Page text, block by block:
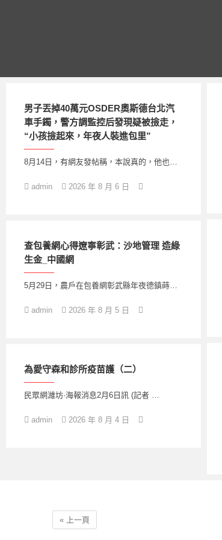
男子丟掉40萬元OSDER奧斯德台北汽
車手鐲，警方調監控后發現疑被撿走，
“小孩撿起來，年夜人裝進包里”
8月14日，有網友發帖稱，本說真的，他也…
admin 2026 年 8 月 6 日
查包養網心得遼寧彰武：沙地管理 造綠
生金_中國網
5月29日，農戶在包養網彰武縣年夜德鎮蒔…
admin 2026 年 8 月 5 日
為愛守森和診所疫苗護（二）
民眾網濰坊·海報消息2月6日訊 (記者 …
admin 2026 年 8 月 4 日
« 上一頁